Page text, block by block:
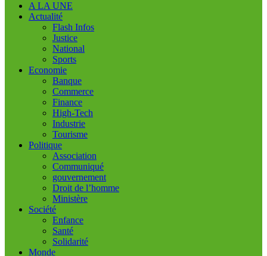
A LA UNE
Actualité
Flash Infos
Justice
National
Sports
Economie
Banque
Commerce
Finance
High-Tech
Industrie
Tourisme
Politique
Association
Communiqué
gouvernement
Droit de l’homme
Ministère
Société
Enfance
Santé
Solidarité
Monde